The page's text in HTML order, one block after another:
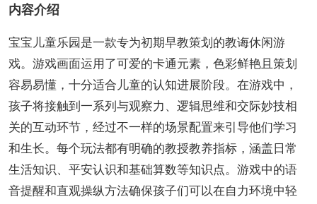
内容介绍
宝宝儿童乐园是一款专为初期早教策划的教诲休闲游
戏。游戏画面运用了可爱的卡通元素，色彩鲜艳且策划
容易易懂，十分适合儿童的认知进展阶段。在游戏中，
孩子将接触到一系列与观察力、逻辑思维和交际妙技相
关的互动环节，经过不一样的场景配置来引导他们学习
和生长。每个玩法都有明确的教授教养指标，涵盖日常
生活知识、平安认识和基础算数等知识点。游戏中的语
音提醒和直观操纵方法确保孩子们可以在自力环境中轻